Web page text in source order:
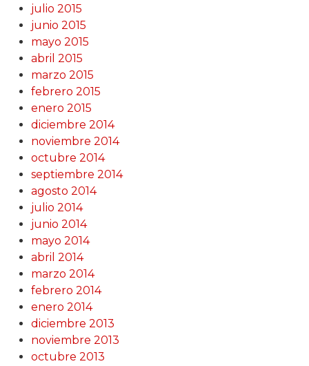
julio 2015
junio 2015
mayo 2015
abril 2015
marzo 2015
febrero 2015
enero 2015
diciembre 2014
noviembre 2014
octubre 2014
septiembre 2014
agosto 2014
julio 2014
junio 2014
mayo 2014
abril 2014
marzo 2014
febrero 2014
enero 2014
diciembre 2013
noviembre 2013
octubre 2013